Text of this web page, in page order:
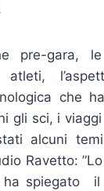
pre-gara,
che
gli sci, i
alcuni
Ravetto:
ha spiegato